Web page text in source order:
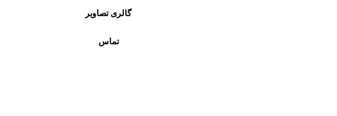
گالری تصاویر
تماس